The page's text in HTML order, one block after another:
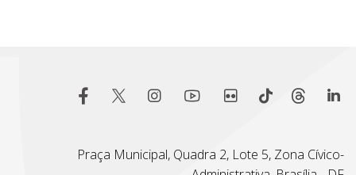
Praça Municipal, Quadra 2, Lote 5, Zona Cívico-